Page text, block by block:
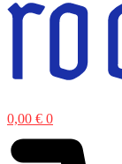
0,00 € 0